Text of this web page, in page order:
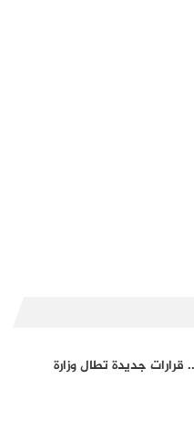
جديدة تطال وزارة